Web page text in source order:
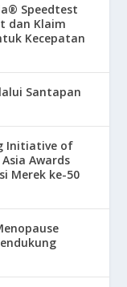
Speedtest
dan Klaim
Kecepatan
Santapan
Initiative of
Awards
Merek ke-50